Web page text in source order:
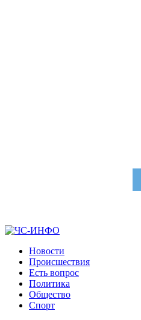
Новости
Происшествия
Есть вопрос
Политика
Общество
Спорт